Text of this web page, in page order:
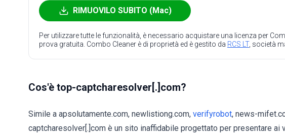
RIMUOVILO SUBITO (Mac)
Per utilizzare tutte le funzionalità, è necessario acquistare una licenza per
prova gratuita. Combo Cleaner è di proprietà ed è gestito da RCS LT, società
Cos'è top-captcharesolver[.]com?
Simile a apsolutamente.com, newlistiong.com, verifyrobot, news-
captcharesolver[.]com è un sito inaffidabile progettato per presentare